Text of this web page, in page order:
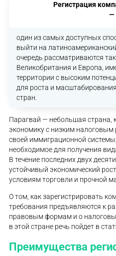
Регистрация
—
один из самых доступных
выйти на
очередь рассматриваются
Великобритания и Европа,
территории с высоким
для роста и
стран.
Парагвай — небольшая страна,
экономику с низким
своей иммиграционной
необходимое для получения
В течение последних двух
устойчивый экономический
условиям торговли и прочной
О том, как зарегистрировать
требования предъявляются к
правовым формам и о
в этой стране речь пойдет в
Преимущества